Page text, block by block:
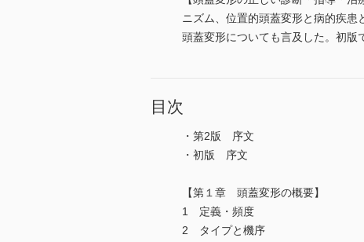
ニズム、位置的頭蓋変形と病的疾
頭蓋変形についても言及した。初版
目次
・第2版 序文
・初版 序文
【第１章 頭蓋変形の概要】
1 定義・頻度
2 タイプと機序